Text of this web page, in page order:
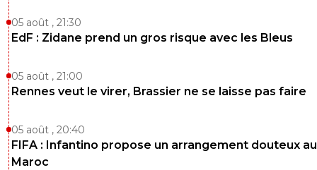
05 août , 21:30
EdF : Zidane prend un gros risque avec les Bleus
05 août , 21:00
Rennes veut le virer, Brassier ne se laisse pas faire
05 août , 20:40
FIFA : Infantino propose un arrangement douteux au
Maroc